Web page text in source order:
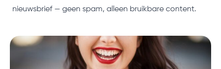
nieuwsbrief — geen spam, alleen bruikbare content.